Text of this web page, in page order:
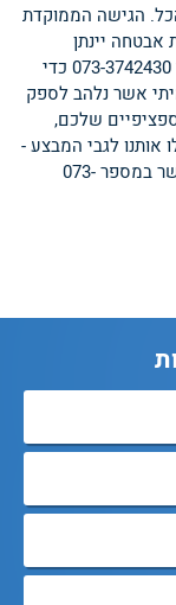
הגישה הממוקדת
אבטחה יינתן
במקצועיות ובזהירות. פנו אלינו עוד היום בטלפון 073-3742430 כדי
אשר נלהב לספק
שלכם,
אותנו לגבי המבצע -
מנעולן החל מ 149 ש"ח, שירות 24 שעות, צרו קשר במספר 073-